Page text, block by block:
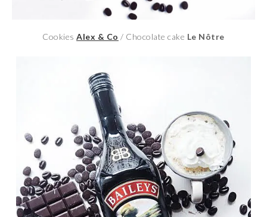
CookiesAlex & Co / Chocolate cake Le Nôtre